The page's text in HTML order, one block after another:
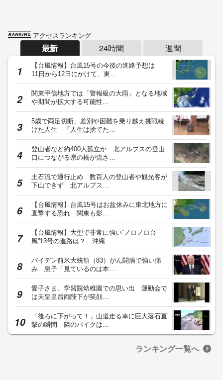
アクセスランキング
最新 24時間 週間
【台風情報】台風15号の今後の進路予想は
11日から12日にかけて、東…
関東甲信地方では「警報級の大雨」となる地域
や期間が拡大する可能性…
5歳で両足切断、差別や困難を乗り越え挑戦続
けた人生 「人生は捨てた…
登山者など約400人孤立か 北アルプスの登山
口につながる県の橋が流さ…
土石流で通行止め 数百人の登山者や観光客が
下山できず 北アルプス…
【台風情報】台風15号はお盆休みに東北地方に
直撃する恐れ 関東も影…
【台風情報】大型で非常に強い“ノロノロ台
風”13号の進路は？ 沖縄…
バイデン前米大統領（83）がん闘病で強い痛
み 息子「見ているのは本…
愛子さま、学習院幼稚園での思い出 運動会で
は天皇皇后両陛下が笑顔…
「後ろに下がって！」山道走る車に巨大落石直
撃の瞬間 隣のバイクは…
ランキング一覧へ